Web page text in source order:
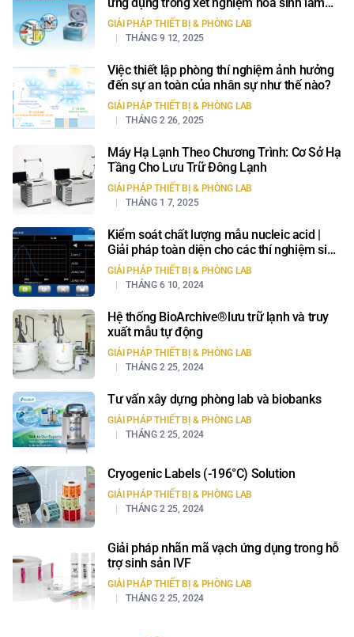
sàng?
GIẢI PHÁP THIẾT BỊ & PHÒNG LAB
THÁNG 9 12, 2025
Việc thiết lập phòng thí nghiệm ảnh hưởng
đến sự an toàn của nhân sự như thế nào?
GIẢI PHÁP THIẾT BỊ & PHÒNG LAB
THÁNG 2 26, 2025
Máy Hạ Lạnh Theo Chương Trình: Cơ Sở Hạ
Tầng Cho Lưu Trữ Đông Lạnh
GIẢI PHÁP THIẾT BỊ & PHÒNG LAB
THÁNG 1 7, 2025
Kiểm soát chất lượng mẫu nucleic acid |
Giải pháp toàn diện cho các thí nghiệm sinh
học phân tử
GIẢI PHÁP THIẾT BỊ & PHÒNG LAB
THÁNG 6 10, 2024
Hệ thống BioArchive®lưu trữ lạnh và truy
xuất mẫu tự động
GIẢI PHÁP THIẾT BỊ & PHÒNG LAB
THÁNG 2 25, 2024
Tư vấn xây dựng phòng lab và biobanks
GIẢI PHÁP THIẾT BỊ & PHÒNG LAB
THÁNG 2 25, 2024
Cryogenic Labels (-196°C) Solution
GIẢI PHÁP THIẾT BỊ & PHÒNG LAB
THÁNG 2 25, 2024
Giải pháp nhãn mã vạch ứng dụng trong hỗ
trợ sinh sản IVF
GIẢI PHÁP THIẾT BỊ & PHÒNG LAB
THÁNG 2 25, 2024